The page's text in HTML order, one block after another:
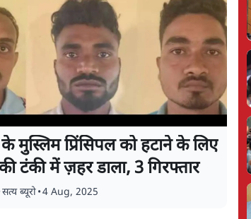
मुस्लिम प्रिंसिपल को हटाने के लिए
टंकी में ज़हर डाला, 3 गिरफ्तार
सत्य ब्यूरो•4 Aug, 2025